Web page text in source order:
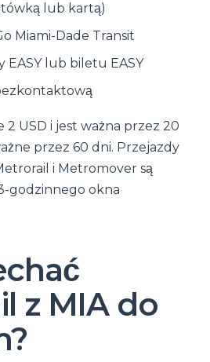
lub kartą)
Miami-Dade Transit
EASY lub biletu EASY
2 USD i jest ważna przez 20
przez 60 dni. Przejazdy
i Metromover są
godzinnego okna
z MIA do